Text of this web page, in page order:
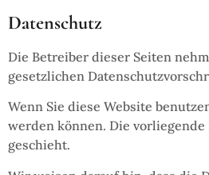
Datenschutz
Die Betreiber dieser Seiten
gesetzlichen
Wenn Sie diese Website
werden können. Die
geschieht.